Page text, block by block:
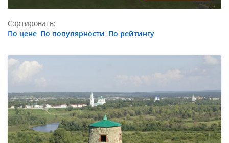
Сортировать:
По цене По популярности По рейтингу